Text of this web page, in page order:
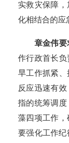
实救灾保障
化相结合的应
章金伟要
作行政首长
旱工作抓紧
反应迅速有
指的统筹调
藻四项工作，
要强化工作